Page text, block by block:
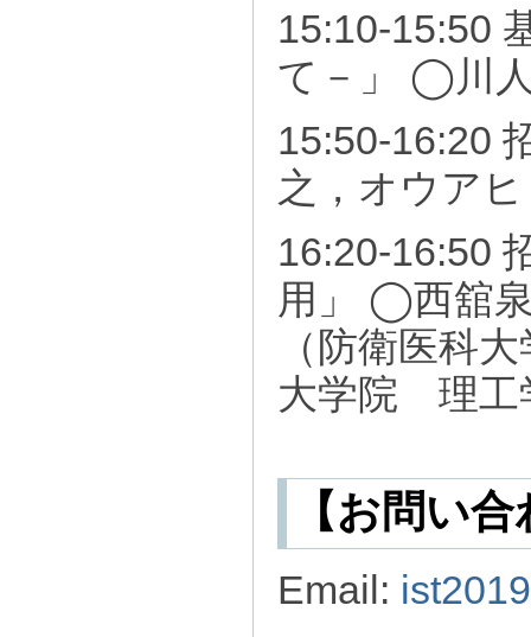
15:10-15:50
て－」 ◯川
15:50-16:20
之，オウア
16:20-16:50
用」 ◯西舘
（防衛医科
大学院 理工
【お問い
Email: